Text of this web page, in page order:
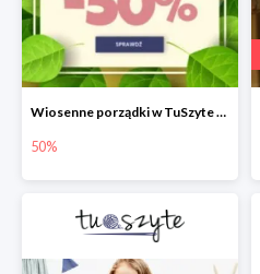
Wiosenne porządki w TuSzyte do -50%
50%